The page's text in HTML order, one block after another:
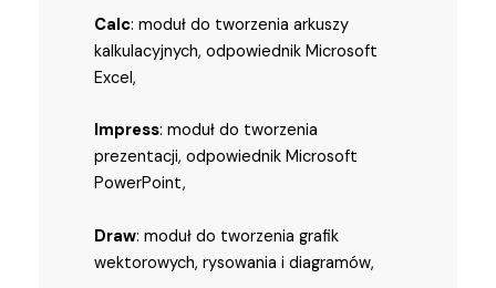
Calc: moduł do tworzenia arkuszy
kalkulacyjnych, odpowiednik Microsoft
Excel,
Impress: moduł do tworzenia
prezentacji, odpowiednik Microsoft
PowerPoint,
Draw: moduł do tworzenia grafik
wektorowych, rysowania i diagramów,